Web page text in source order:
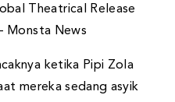
ketika Pipi Zola
mereka sedang asyik